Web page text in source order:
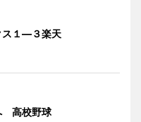
ス１―３楽天
高校野球